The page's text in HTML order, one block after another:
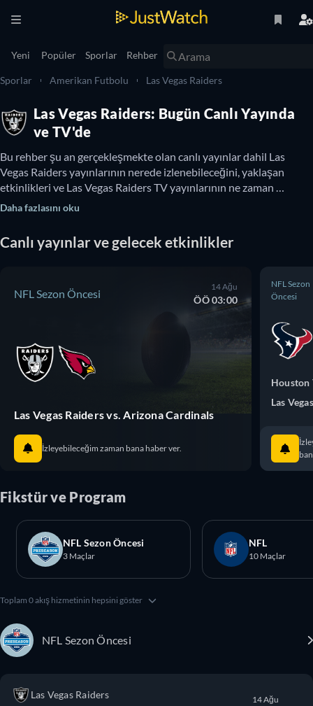
Yeni Popüler Sporlar Rehber
Sporlar Amerikan Futbolu Las Vegas Raiders
Las Vegas Raiders: Bugün Canlı Yayında
ve TV'de
Bu rehber şu an gerçekleşmekte olan canlı yayınlar dahil Las
Vegas Raiders yayınlarının nerede izlenebileceğini, yaklaşan
etkinlikleri ve Las Vegas Raiders TV yayınlarının ne zaman
izlenebileceğini gösterir. Ayrıca çevrimiçi ücretsiz Las Vegas
öğrenebilirsiniz.
Daha fazlasını oku
Canlı yayınlar ve gelecek etkinlikler
NFL Sezon Öncesi
14 Ağu
ÖÖ 03:00
Las Vegas Raiders vs. Arizona Cardinals
İzleyebileceğim zaman bana haber ver.
NFL Sezon
Öncesi
Houston
Las
Fikstür ve Program
NFL Sezon Öncesi
3 Maçlar
NFL
10 Maçlar
Toplam 0 akış hizmetinin hepsini göster
NFL Sezon Öncesi
Las Vegas Raiders 14 Ağu